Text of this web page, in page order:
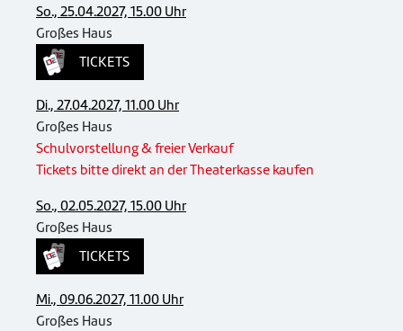
So., 25.04.2027, 15.00 Uhr
Großes Haus
TICKETS
Di., 27.04.2027, 11.00 Uhr
Großes Haus
Schulvorstellung & freier Verkauf
Tickets bitte direkt an der Theaterkasse kaufen
So., 02.05.2027, 15.00 Uhr
Großes Haus
TICKETS
Mi., 09.06.2027, 11.00 Uhr
Großes Haus